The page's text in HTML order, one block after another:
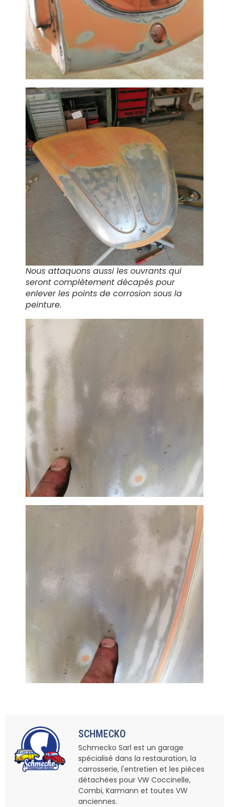
Nous attaquons aussi les ouvrants qui
seront complètement décapés pour
enlever les points de corrosion sous la
peinture.
SCHMECKO
Schmecko Sarl est un garage
spécialisé dans la restauration, la
carrosserie, l'entretien et les pièces
détachées pour VW Coccinelle,
Combi, Karmann et toutes VW
anciennes.